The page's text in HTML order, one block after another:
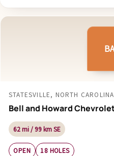
STATESVILLE, NORTH
Bell and Howard
62 mi / 99 km SE
OPEN 18 HOLES